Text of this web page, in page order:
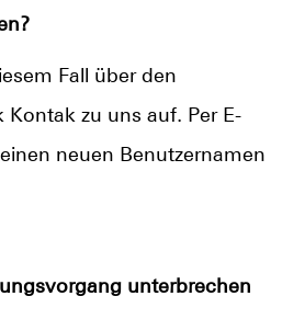
Fall über den
zu uns auf. Per E-
neuen Benutzernamen
unterbrechen